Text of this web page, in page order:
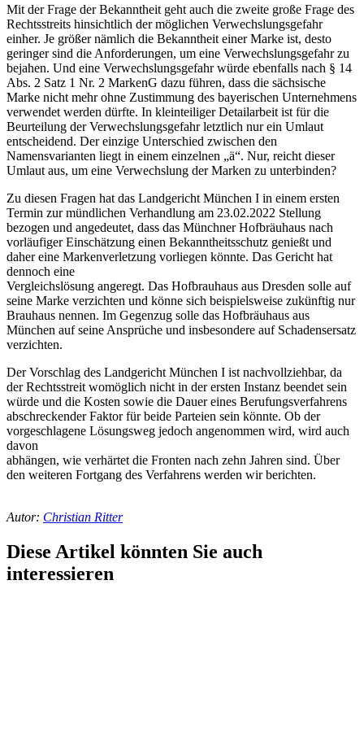
Mit der Frage der Bekanntheit geht auch die zweite große Frage des
Rechtsstreits hinsichtlich der möglichen Verwechslungsgefahr
einher. Je größer nämlich die Bekanntheit einer Marke ist, desto
geringer sind die Anforderungen, um eine Verwechslungsgefahr zu
bejahen. Und eine Verwechslungsgefahr würde ebenfalls nach § 14
Abs. 2 Satz 1 Nr. 2 MarkenG dazu führen, dass die sächsische
Marke nicht mehr ohne Zustimmung des bayerischen Unternehmens
verwendet werden dürfte. In kleinteiliger Detailarbeit ist für die
Beurteilung der Verwechslungsgefahr letztlich nur ein Umlaut
entscheidend. Der einzige Unterschied zwischen den
Namensvarianten liegt in einem einzelnen „ä“. Nur, reicht dieser
Umlaut aus, um eine Verwechslung der Marken zu unterbinden?
Zu diesen Fragen hat das Landgericht München I in einem ersten
Termin zur mündlichen Verhandlung am 23.02.2022 Stellung
bezogen und angedeutet, dass das Münchner Hofbräuhaus nach
vorläufiger Einschätzung einen Bekanntheitsschutz genießt und
daher eine Markenverletzung vorliegen könnte. Das Gericht hat
dennoch eine
Vergleichslösung angeregt. Das Hofbrauhaus aus Dresden solle auf
seine Marke verzichten und könne sich beispielsweise zukünftig nur
Brauhaus nennen. Im Gegenzug solle das Hofbräuhaus aus
München auf seine Ansprüche und insbesondere auf Schadensersatz
verzichten.
Der Vorschlag des Landgericht München I ist nachvollziehbar, da
der Rechtsstreit womöglich nicht in der ersten Instanz beendet sein
würde und die Kosten sowie die Dauer eines Berufungsverfahrens
abschreckender Faktor für beide Parteien sein könnte. Ob der
vorgeschlagene Lösungsweg jedoch angenommen wird, wird auch
davon
abhängen, wie verhärtet die Fronten nach zehn Jahren sind. Über
den weiteren Fortgang des Verfahrens werden wir berichten.
Autor: Christian Ritter
Diese Artikel könnten Sie auch
interessieren